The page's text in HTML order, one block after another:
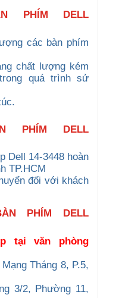
PHÍM DELL
các bàn phím
chất lượng kém
quá trình sử
PHÍM DELL
Dell 14-3448 hoàn
TP.HCM
đối với khách
PHÍM DELL
tại văn phòng
Tháng 8, P.5,
3/2, Phường 11,